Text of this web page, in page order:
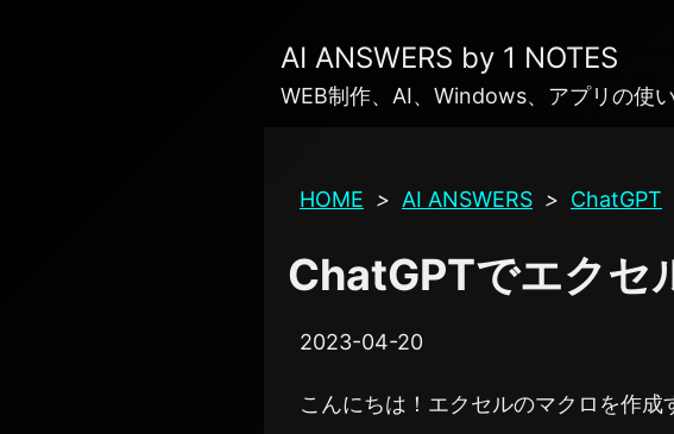
AI ANSWERS by 1 NOTES
WEB制作、AI、Windows、アプリの使
HOME > AI ANSWERS > ChatGPT
ChatGPTでエクセ
2023-04-20
こんにちは！エクセルのマクロを作成